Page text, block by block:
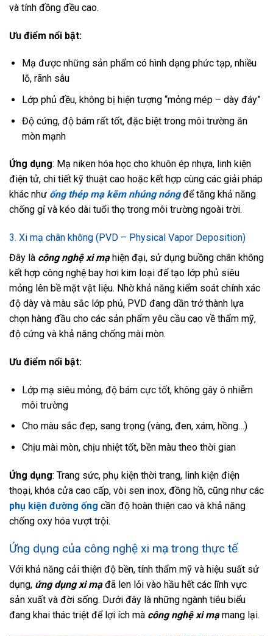
và tính đồng đều cao.
Ưu điểm nổi bật:
Mạ được những sản phẩm có hình dạng phức tạp, nhiều
lỗ, rãnh sâu
Lớp phủ đều, không bị hiện tượng “mỏng mép – dày đáy”
Độ cứng, độ bám rất tốt, đặc biệt trong môi trường ăn
mòn mạnh
Ứng dụng: Mạ niken hóa học cho khuôn ép nhựa, linh kiện
điện tử, chi tiết kỹ thuật cao hoặc kết hợp cùng các giải pháp
khác như ống thép mạ kẽm nhúng nóngđể tăng khả năng
chống gỉ và kéo dài tuổi thọ trong môi trường ngoài trời.
3. Xi mạ chân không (PVD – Physical Vapor Deposition)
Đây là công nghệ xi mạhiện đại, sử dụng buồng chân không
kết hợp công nghệ bay hơi kim loại để tạo lớp phủ siêu
mỏng lên bề mặt vật liệu. Nhờ khả năng kiểm soát chính xác
độ dày và màu sắc lớp phủ, PVD đang dần trở thành lựa
chọn hàng đầu cho các sản phẩm yêu cầu cao về thẩm mỹ,
độ cứng và khả năng chống mài mòn.
Ưu điểm nổi bật:
Lớp mạ siêu mỏng, độ bám cực tốt, không gây ô nhiễm
môi trường
Cho màu sắc đẹp, sang trọng (vàng, đen, xám, hồng…)
Chịu mài mòn, chịu nhiệt tốt, bền màu theo thời gian
Ứng dụng: Trang sức, phụ kiện thời trang, linh kiện điện
thoại, khóa cửa cao cấp, vòi sen inox, đồng hồ, cũng như các
phụ kiện đường ống cần độ hoàn thiện cao và khả năng
chống oxy hóa vượt trội.
Ứng dụng của công nghệ xi mạ trong thực tế
Với khả năng cải thiện độ bền, tính thẩm mỹ và hiệu suất sử
dụng, ứng dụng xi mạđã len lỏi vào hầu hết các lĩnh vực
sản xuất và đời sống. Dưới đây là những ngành tiêu biểu
đang khai thác triệt để lợi ích mà công nghệ xi mạmang lại.